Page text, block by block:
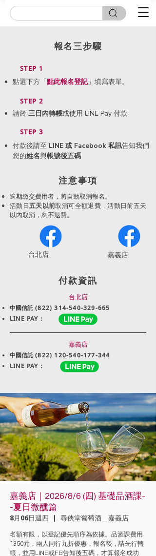
報名三步驟
STEP 1
點選下方「點此報名登記」填寫表單。
STEP 2
請於 三日內轉帳或使用 LINE Pay 付款
STEP 3
付款後請至 LINE 或 Facebook 私訊告知我們
您的姓名與帳號後五碼
​注意事項
逾期繳交費用者，將自動取消報名。
活動日五天以前取消可全額退費，活動日前五天
以內取消，恕不退費。
​台北店 嘉義店
付款資訊
台北店
中國信託 (822) 314-540-329-665
LINE PAY：
嘉義店
中國信託 (822) 120-540-177-344
LINE PAY：
嘉義店｜2026/8/6 (四) 基礎品酒課-
-夏日微醺篇
8月06日週四
  |
尋俠堂葡萄酒＿嘉義店
名額有限，以登記優先順序為依據。品酒課費用
1350元，兩人同行九折優惠，報名後，請先行轉
帳，並用LINE或FB告知後五碼，才算報名成功